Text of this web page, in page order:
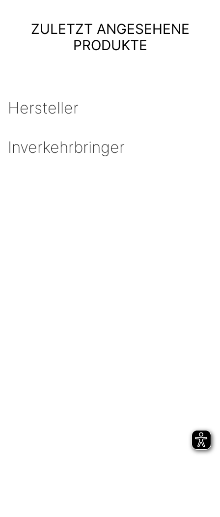
ZULETZT ANGESEHENE
PRODUKTE
Hersteller
Inverkehrbringer